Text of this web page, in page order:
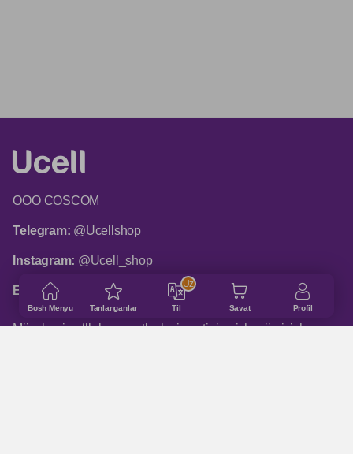
Bosh Menyu Tanlanganlar Til
Uz
Savat Profil
ООО COSCOM
Telegram: @Ucellshop
Instagram: @Ucell_shop
Email:shop@ucell.uz
Mijozlarni qo‘llab-quvvatlash xizmatining ish rejimi: ish